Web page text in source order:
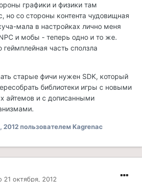
графики и физики там
но со стороны контента чудовищная
мала в настройках лично меня
и мобы - теперь одно и то же.
часть сползла
старые фичи нужен SDK, который
библиотеки игры с новыми
айтемов и с дописанными
2012пользователем Kagrenac
21 октября, 2012